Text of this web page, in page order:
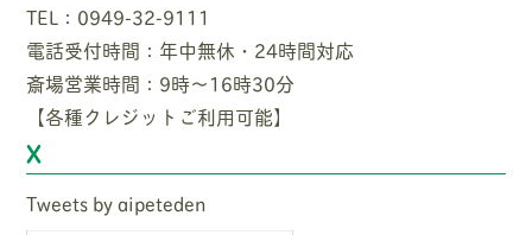
TEL：0949-32-9111
電話受付時間：年中無休・24時間対応
斎場営業時間：9時〜16時30分
【各種クレジットご利用可能】
X
Tweets by aipeteden